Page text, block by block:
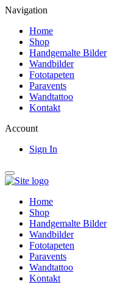
Navigation
Home
Shop
Handgemalte Bilder
Wandbilder
Fototapeten
Paravents
Wandtattoo
Kontakt
Account
Sign In
Home
Shop
Handgemalte Bilder
Wandbilder
Fototapeten
Paravents
Wandtattoo
Kontakt